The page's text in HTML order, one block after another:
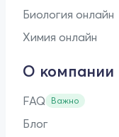
Биология онлайн
Химия онлайн
О компании
FAQ Важно
Блог